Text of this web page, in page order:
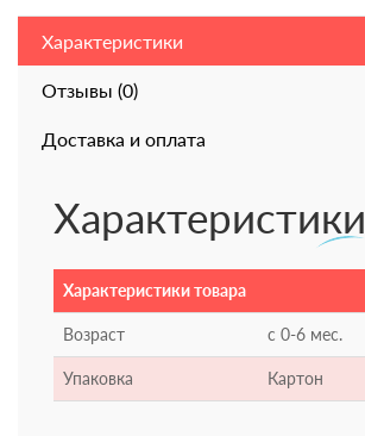
Характеристики
Отзывы (0)
Доставка и оплата
Характеристики
Характеристики товара
Возраст с 0-6 мес.
Упаковка Картон